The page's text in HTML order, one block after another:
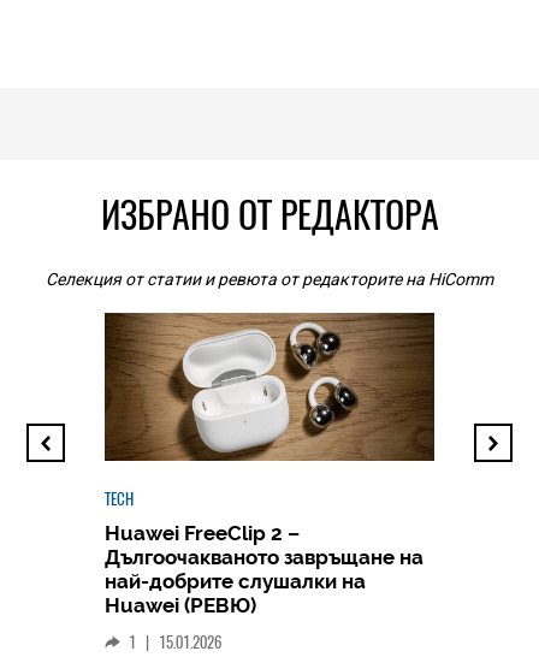
ИЗБРАНО ОТ РЕДАКТОРА
Селекция от статии и ревюта от редакторите на HiComm
TECH
Huawei FreeClip 2 –
Дългоочакваното завръщане на
най-добрите слушалки на
Huawei (РЕВЮ)
1 | 15.01.2026